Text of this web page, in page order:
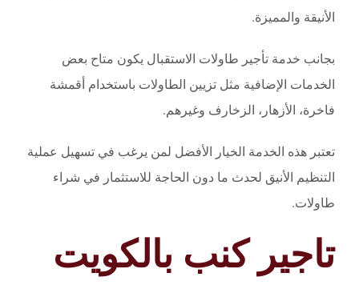
الأنيقة والمميزة.
بجانب خدمة تأجير طاولات الاستقبال يكون متاح بعض
الخدمات الإضافية مثل تزيين الطاولات باستخدام أقمشة
فاخرة، الأزهار، الزخارف وغيرهم.
تعتبر هذه الخدمة الخيار الأفضل لمن يرغب في تسهيل عملية
التنظيم الأنيق لحدث ما دون الحاجة للاستثمار في شراء
طاولات.
تاجير كنب بالكويت